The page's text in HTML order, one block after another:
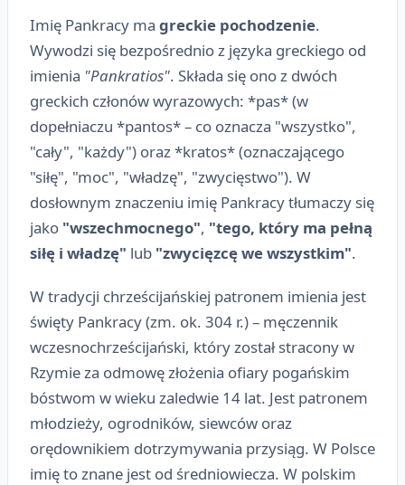
Imię Pankracy ma greckie pochodzenie.
Wywodzi się bezpośrednio z języka greckiego od
imienia "Pankratios". Składa się ono z dwóch
greckich członów wyrazowych: *pas* (w
dopełniaczu *pantos* – co oznacza "wszystko",
"cały", "każdy") oraz *kratos* (oznaczającego
"siłę", "moc", "władzę", "zwycięstwo"). W
dosłownym znaczeniu imię Pankracy tłumaczy się
jako "wszechmocnego", "tego, który ma pełną
siłę i władzę" lub "zwycięzcę we wszystkim".
W tradycji chrześcijańskiej patronem imienia jest
święty Pankracy (zm. ok. 304 r.) – męczennik
wczesnochrześcijański, który został stracony w
Rzymie za odmowę złożenia ofiary pogańskim
bóstwom w wieku zaledwie 14 lat. Jest patronem
młodzieży, ogrodników, siewców oraz
orędownikiem dotrzymywania przysiąg. W Polsce
imię to znane jest od średniowiecza. W polskim